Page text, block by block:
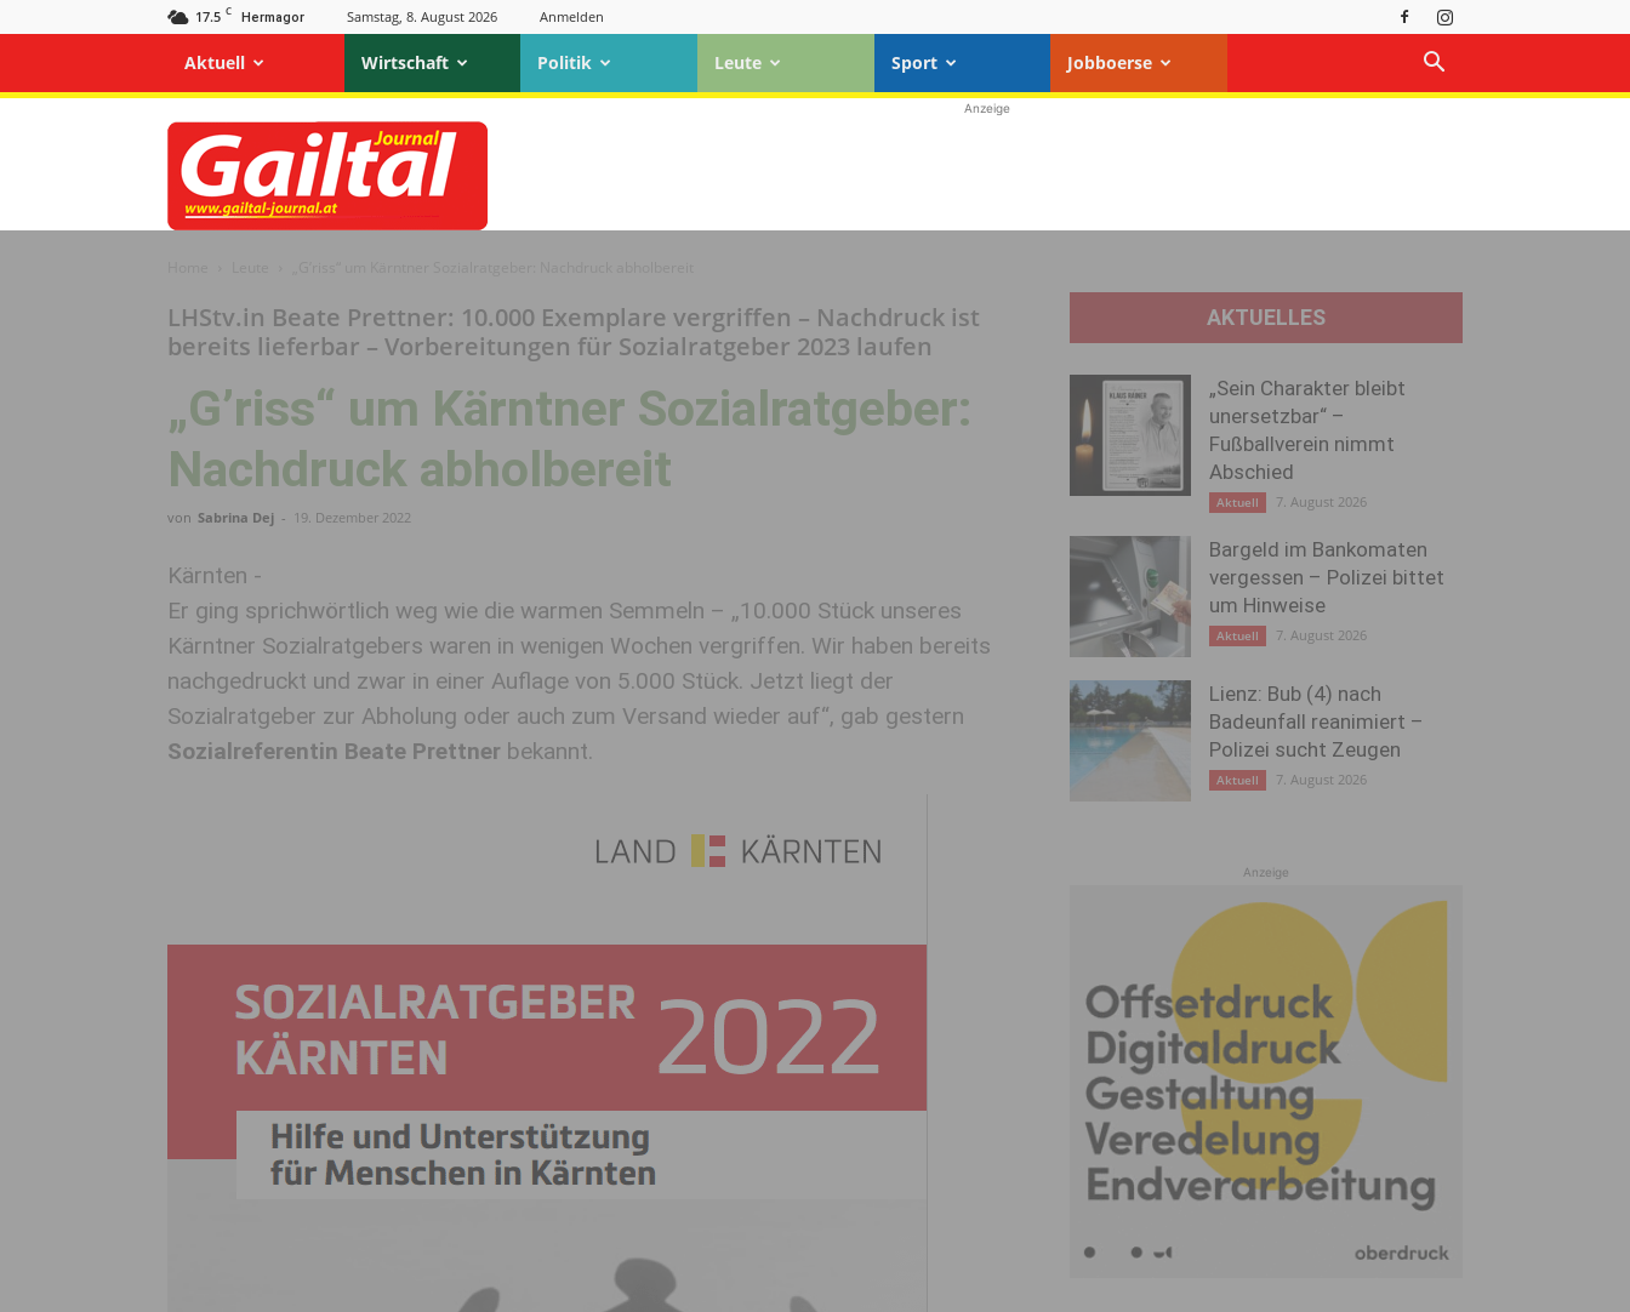
17.5 C Hermagor Samstag, 8. August 2026 Anmelden
Aktuell Wirtschaft Politik Leute Sport Jobboerse
Gailtal
Journal
Anzeige
LHStv.in Beate Prettner: 10.000 Exemplare vergriffen – Nachdruck ist
bereits lieferbar – Vorbereitungen für Sozialratgeber 2023 laufen
„G’riss“ um Kärntner Sozialratgeber:
Nachdruck abholbereit
von Sabrina Dej - 19. Dezember 2022
Kärnten -
Er ging sprichwörtlich weg wie die warmen Semmeln – „10.000 Stück unseres
Kärntner Sozialratgebers waren in wenigen Wochen vergriffen. Wir haben bereits
nachgedruckt und zwar in einer Auflage von 5.000 Stück. Jetzt liegt der
Sozialratgeber zur Abholung oder auch zum Versand wieder auf“, gab gestern
Sozialreferentin Beate Prettner bekannt.
AKTUELLES
„Sein Charakter bleibt
unersetzbar“ –
Fußballverein nimmt
Abschied
Aktuell 7. August 2026
Bargeld im Bankomaten
vergessen – Polizei bittet
um Hinweise
Aktuell 7. August 2026
Lienz: Bub (4) nach
Badeunfall reanimiert –
Polizei sucht Zeugen
Aktuell 7. August 2026
Anzeige